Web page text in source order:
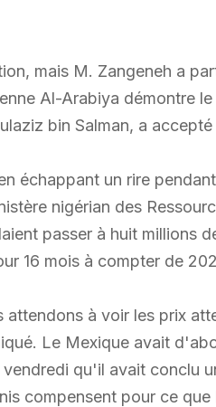
mais M. Zangeneh a
Al-Arabiya démontre
bin Salman, a
échappant un rire
nigérian des
passer à huit millions
16 mois à compter de
attendons à voir les prix
Le Mexique avait
qu'il avait conclu
compensent pour ce que